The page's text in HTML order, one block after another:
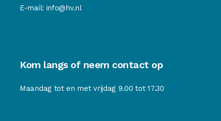
E-mail: info@hv.nl
Kom langs of neem contact op
Maandag tot en met vrijdag 9.00 tot 17.30